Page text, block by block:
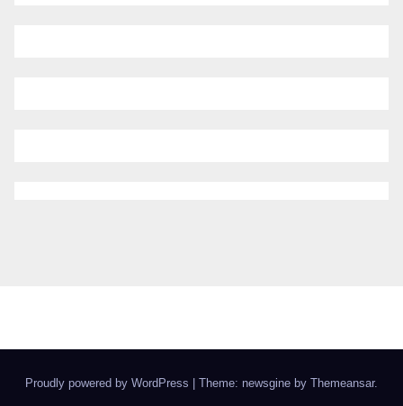
Proudly powered by WordPress Theme: newsgine by Themeansar.